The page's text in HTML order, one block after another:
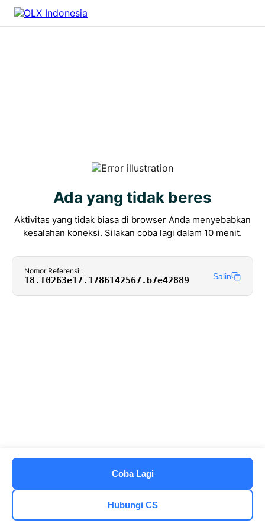
Ada yang tidak beres
Aktivitas yang tidak biasa di browser Anda menyebabkan
kesalahan koneksi. Silakan coba lagi dalam 10 menit.
Nomor Referensi :
18.f0263e17.1786142567.b7e42889 Salin
Hubungi CS
Coba Lagi